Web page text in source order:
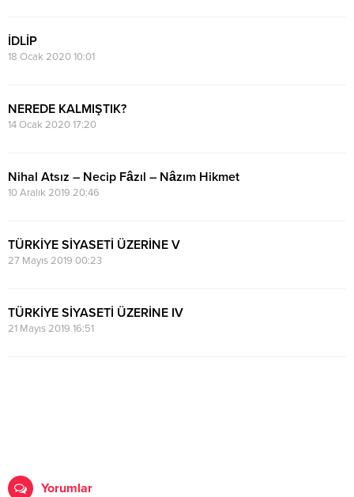
İDLİP
18 Ocak 2020 10:01
NEREDE KALMIŞTIK?
14 Ocak 2020 17:20
Nihal Atsız – Necip Fâzıl – Nâzım Hikmet
10 Aralık 2019 20:46
TÜRKİYE SİYASETİ ÜZERİNE V
27 Mayıs 2019 00:23
TÜRKİYE SİYASETİ ÜZERİNE IV
21 Mayıs 2019 16:51
Yorumlar